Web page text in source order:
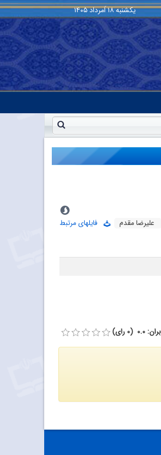
یکشنبه۱۸ اَمرداد ۱۴۰۵
علیرضا مقدم
فایلهای مرتبط
رای)